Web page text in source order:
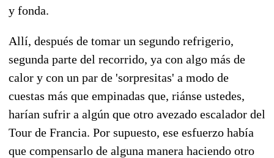
y fonda.
Allí, después de tomar un segundo refrigerio,
segunda parte del recorrido, ya con algo más de
calor y con un par de 'sorpresitas' a modo de
cuestas más que empinadas que, riánse ustedes,
harían sufrir a algún que otro avezado escalador del
Tour de Francia. Por supuesto, ese esfuerzo había
que compensarlo de alguna manera haciendo otro